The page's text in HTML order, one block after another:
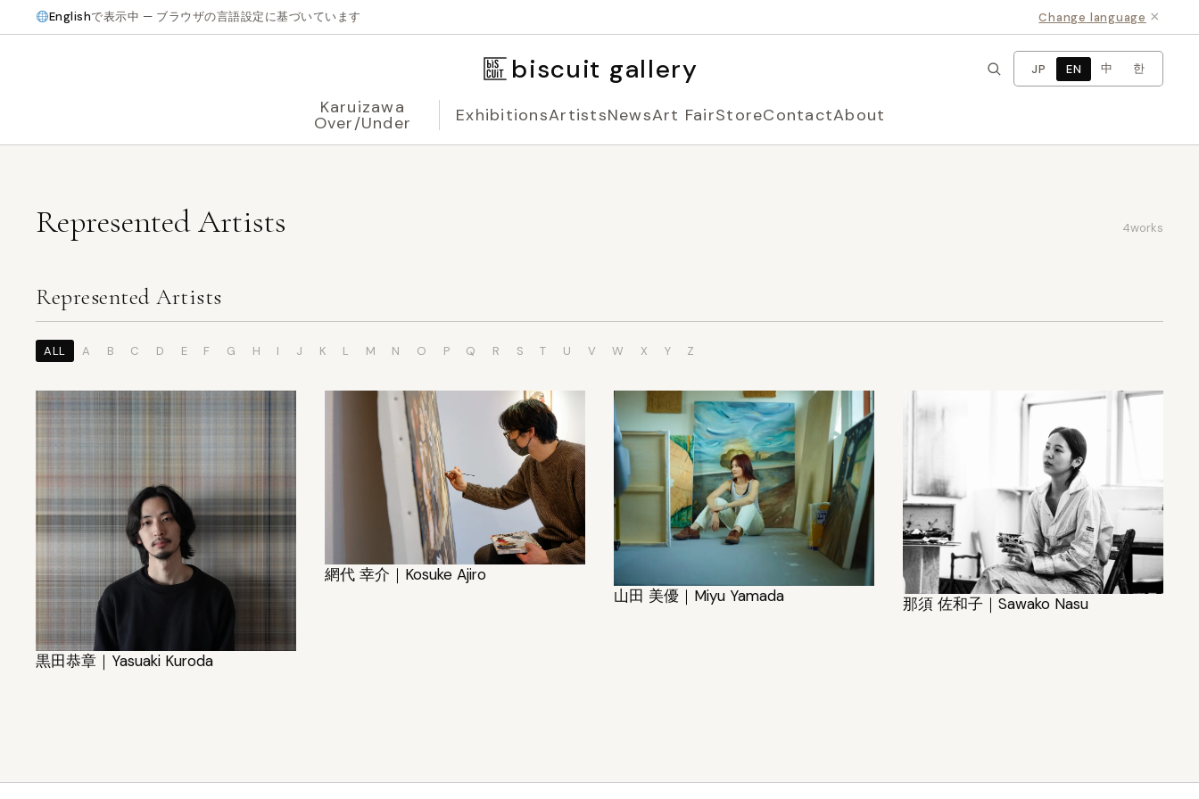
Englishで表示中 — ブラウザの言語設定に基づいています Change language ×
biscuit gallery
Karuizawa
Over/Under ExhibitionsArtistsNewsArt FairStoreContactAbout
JP EN 中 한
Represented Artists 4works
Represented Artists
ALL A B C D E F G H I J K L M N O P Q R S T U V W X Y Z
黒田恭章｜Yasuaki Kuroda
網代 幸介｜Kosuke Ajiro
山田 美優｜Miyu Yamada
那須 佐和子｜Sawako Nasu